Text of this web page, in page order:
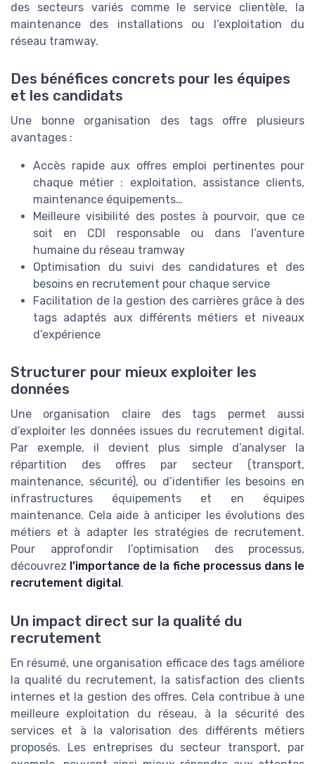
des secteurs variés comme le service clientèle, la
maintenance des installations ou l’exploitation du
réseau tramway.
Des bénéfices concrets pour les équipes
et les candidats
Une bonne organisation des tags offre plusieurs
avantages :
Accès rapide aux offres emploi pertinentes pour
chaque métier : exploitation, assistance clients,
maintenance équipements…
Meilleure visibilité des postes à pourvoir, que ce
soit en CDI responsable ou dans l’aventure
humaine du réseau tramway
Optimisation du suivi des candidatures et des
besoins en recrutement pour chaque service
Facilitation de la gestion des carrières grâce à des
tags adaptés aux différents métiers et niveaux
d’expérience
Structurer pour mieux exploiter les
données
Une organisation claire des tags permet aussi
d’exploiter les données issues du recrutement digital.
Par exemple, il devient plus simple d’analyser la
répartition des offres par secteur (transport,
maintenance, sécurité), ou d’identifier les besoins en
infrastructures équipements et en équipes
maintenance. Cela aide à anticiper les évolutions des
métiers et à adapter les stratégies de recrutement.
Pour approfondir l’optimisation des processus,
découvrez l’importance de la fiche processus dans le
recrutement digital .
Un impact direct sur la qualité du
recrutement
En résumé, une organisation efficace des tags améliore
la qualité du recrutement, la satisfaction des clients
internes et la gestion des offres. Cela contribue à une
meilleure exploitation du réseau, à la sécurité des
services et à la valorisation des différents métiers
proposés. Les entreprises du secteur transport, par